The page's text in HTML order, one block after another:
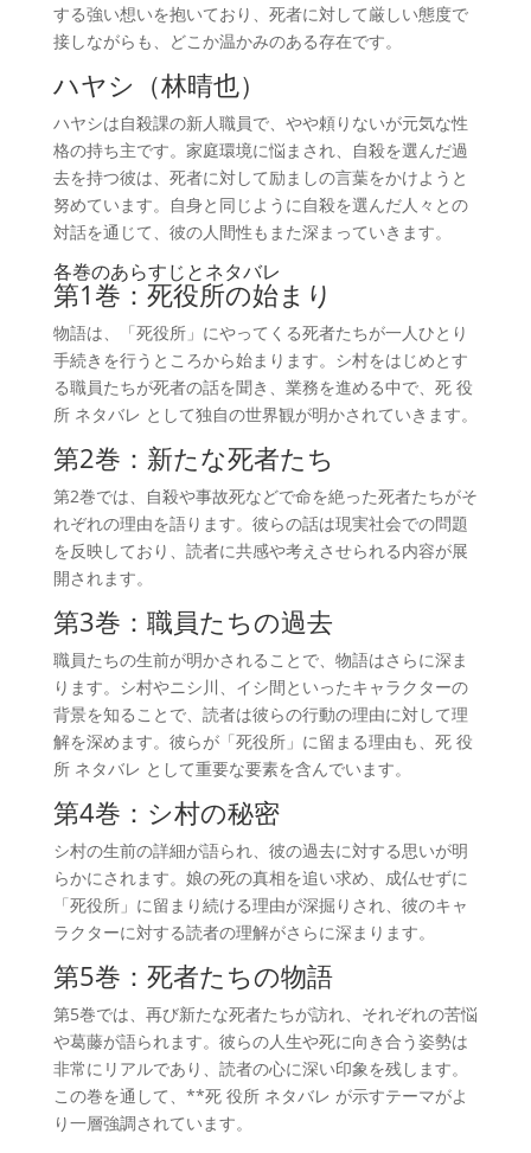
する強い想いを抱いており、死者に対して厳しい態度で
接しながらも、どこか温かみのある存在です。
ハヤシ（林晴也）
ハヤシは自殺課の新人職員で、やや頼りないが元気な性
格の持ち主です。家庭環境に悩まされ、自殺を選んだ過
去を持つ彼は、死者に対して励ましの言葉をかけようと
努めています。自身と同じように自殺を選んだ人々との
対話を通じて、彼の人間性もまた深まっていきます。
各巻のあらすじとネタバレ
第1巻：死役所の始まり
物語は、「死役所」にやってくる死者たちが一人ひとり
手続きを行うところから始まります。シ村をはじめとす
る職員たちが死者の話を聞き、業務を進める中で、死 役
所 ネタバレ として独自の世界観が明かされていきます。
第2巻：新たな死者たち
第2巻では、自殺や事故死などで命を絶った死者たちがそ
れぞれの理由を語ります。彼らの話は現実社会での問題
を反映しており、読者に共感や考えさせられる内容が展
開されます。
第3巻：職員たちの過去
職員たちの生前が明かされることで、物語はさらに深ま
ります。シ村やニシ川、イシ間といったキャラクターの
背景を知ることで、読者は彼らの行動の理由に対して理
解を深めます。彼らが「死役所」に留まる理由も、死 役
所 ネタバレ として重要な要素を含んでいます。
第4巻：シ村の秘密
シ村の生前の詳細が語られ、彼の過去に対する思いが明
らかにされます。娘の死の真相を追い求め、成仏せずに
「死役所」に留まり続ける理由が深掘りされ、彼のキャ
ラクターに対する読者の理解がさらに深まります。
第5巻：死者たちの物語
第5巻では、再び新たな死者たちが訪れ、それぞれの苦悩
や葛藤が語られます。彼らの人生や死に向き合う姿勢は
非常にリアルであり、読者の心に深い印象を残します。
この巻を通して、**死 役所 ネタバレ が示すテーマがよ
り一層強調されています。